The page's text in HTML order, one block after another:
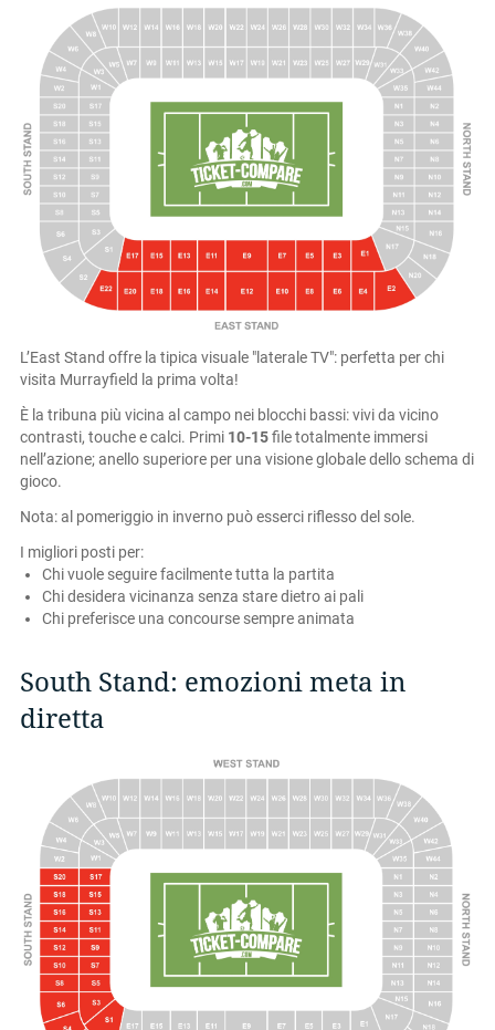
L’East Stand offre la tipica visuale "laterale TV": perfetta per chi
visita Murrayfield la prima volta!
È la tribuna più vicina al campo nei blocchi bassi: vivi da vicino
contrasti, touche e calci. Primi 10-15file totalmente immersi
nell’azione; anello superiore per una visione globale dello schema di
gioco.
Nota: al pomeriggio in inverno può esserci riflesso del sole.
I migliori posti per:
Chi vuole seguire facilmente tutta la partita
Chi desidera vicinanza senza stare dietro ai pali
Chi preferisce una concourse sempre animata
South Stand: emozioni meta in
diretta